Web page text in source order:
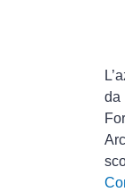
da